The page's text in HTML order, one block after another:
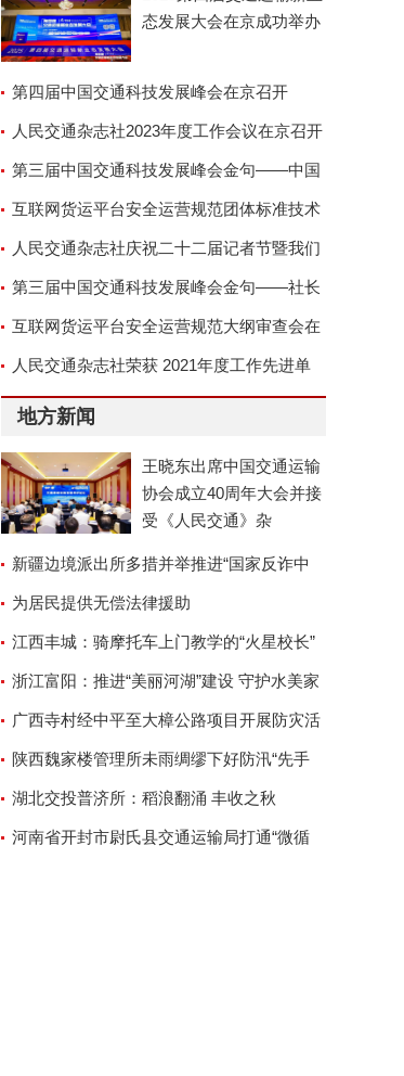
态发展大会在京成功举办
第四届中国交通科技发展峰会在京召开
人民交通杂志社2023年度工作会议在京召开
第三届中国交通科技发展峰会金句——中国
交通运输协会副会长兼秘
互联网货运平台安全运营规范团体标准技术
审查会顺利召开
人民交通杂志社庆祝二十二届记者节暨我们
的故事演讲座谈会
第三届中国交通科技发展峰会金句——社长
郑德岭
互联网货运平台安全运营规范大纲审查会在
京召开
人民交通杂志社荣获 2021年度工作先进单
位称号
地方新闻
王晓东出席中国交通运输
协会成立40周年大会并接
受《人民交通》杂
新疆边境派出所多措并举推进“国家反诈中
心”APP安装工作
为居民提供无偿法律援助
江西丰城：骑摩托车上门教学的“火星校长”
浙江富阳：推进“美丽河湖”建设 守护水美家
园广西寺村经中平至大樟公路项目开展防灾活
动陕西魏家楼管理所未雨绸缪下好防汛“先手
棋”湖北交投普济所：稻浪翻涌 丰收之秋
河南省开封市尉氏县交通运输局打通“微循